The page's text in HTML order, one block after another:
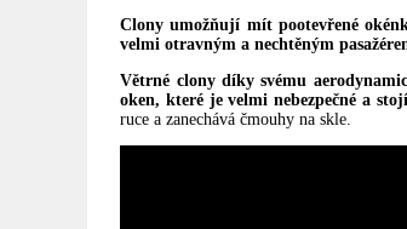
Clony umožňují mít pootevřené
velmi otravným a nechtěným
Větrné clony díky svému
oken, které je velmi nebezpečné a
ruce a zanechává čmouhy na skle.